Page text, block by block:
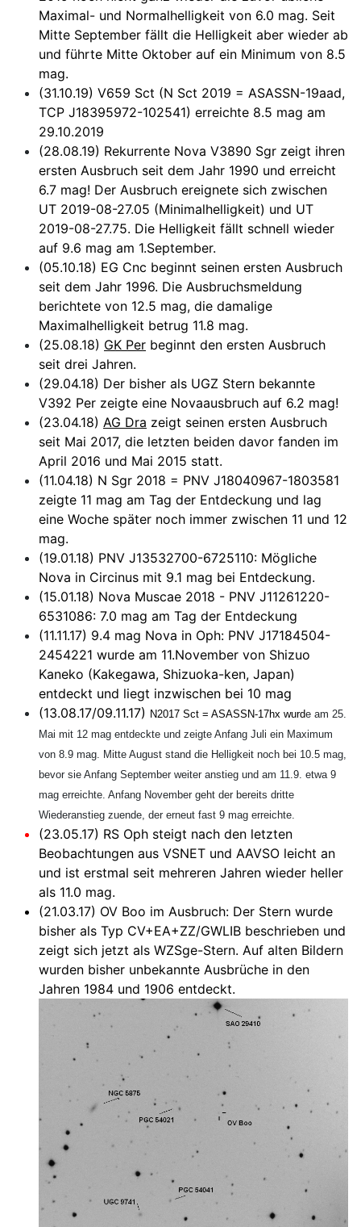
Maximal- und Normalhelligkeit von 6.0 mag. Seit
Mitte September fällt die Helligkeit aber wieder ab
und führte Mitte Oktober auf ein Minimum von 8.5
mag.
(31.10.19) V659 Sct (N Sct 2019 = ASASSN-19aad,
TCP J18395972-102541) erreichte 8.5 mag am
29.10.2019
(28.08.19) Rekurrente Nova V3890 Sgr zeigt ihren
ersten Ausbruch seit dem Jahr 1990 und erreicht
6.7 mag! Der Ausbruch ereignete sich zwischen
UT 2019-08-27.05 (Minimalhelligkeit) und UT
2019-08-27.75. Die Helligkeit fällt schnell wieder
auf 9.6 mag am 1.September.
(05.10.18) EG Cnc beginnt seinen ersten Ausbruch
seit dem Jahr 1996. Die Ausbruchsmeldung
berichtete von 12.5 mag, die damalige
Maximalhelligkeit betrug 11.8 mag.
(25.08.18) GK Per beginnt den ersten Ausbruch
seit drei Jahren.
(29.04.18) Der bisher als UGZ Stern bekannte
V392 Per zeigte eine Novaausbruch auf 6.2 mag!
(23.04.18) AG Dra zeigt seinen ersten Ausbruch
seit Mai 2017, die letzten beiden davor fanden im
April 2016 und Mai 2015 statt.
(11.04.18) N Sgr 2018 = PNV J18040967-1803581
zeigte 11 mag am Tag der Entdeckung und lag
eine Woche später noch immer zwischen 11 und 12
mag.
(19.01.18) PNV J13532700-6725110: Mögliche
Nova in Circinus mit 9.1 mag bei Entdeckung.
(15.01.18) Nova Muscae 2018 - PNV J11261220-
6531086: 7.0 mag am Tag der Entdeckung
(11.11.17) 9.4 mag Nova in Oph: PNV J17184504-
2454221 wurde am 11.November von Shizuo
Kaneko (Kakegawa, Shizuoka-ken, Japan)
entdeckt und liegt inzwischen bei 10 mag
(13.08.17/09.11.17) N2017 Sct = ASASSN-17hx wurde am 25.
Mai mit 12 mag entdeckte und zeigte Anfang Juli ein Maximum
von 8.9 mag. Mitte August stand die Helligkeit noch bei 10.5 mag,
bevor sie Anfang September weiter anstieg und am 11.9. etwa 9
mag erreichte. Anfang November geht der bereits dritte
Wiederanstieg zuende, der erneut fast 9 mag erreichte.
(23.05.17) RS Oph steigt nach den letzten
Beobachtungen aus VSNET und AAVSO leicht an
und ist erstmal seit mehreren Jahren wieder heller
als 11.0 mag.
(21.03.17) OV Boo im Ausbruch: Der Stern wurde
bisher als Typ CV+EA+ZZ/GWLIB beschrieben und
zeigt sich jetzt als WZSge-Stern. Auf alten Bildern
wurden bisher unbekannte Ausbrüche in den
Jahren 1984 und 1906 entdeckt.